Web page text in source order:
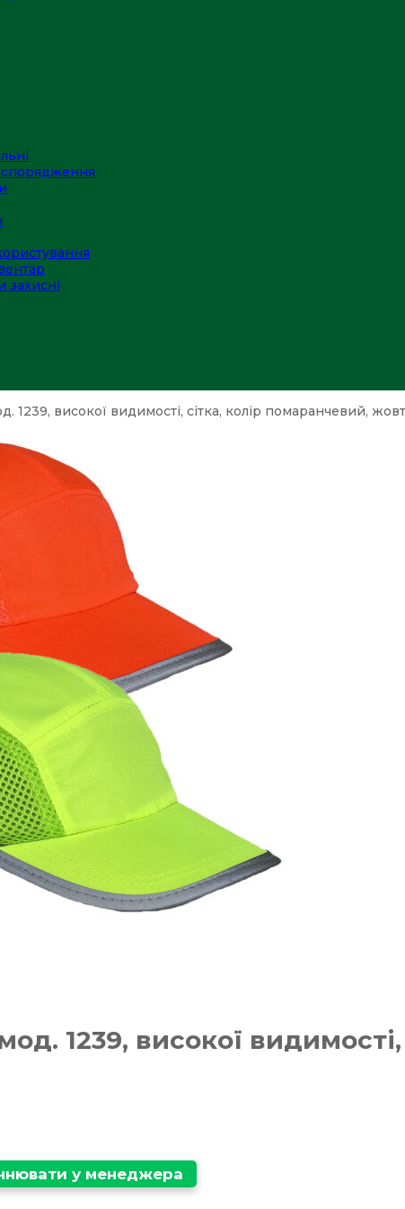
захисні
1239, високої видимості, сітка, колір помаранчевий,
1239, високої
у менеджера